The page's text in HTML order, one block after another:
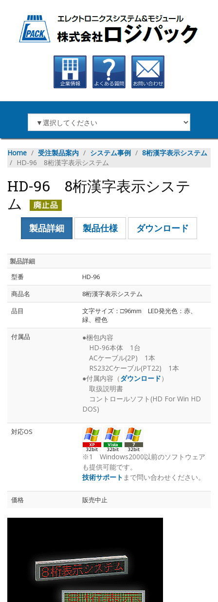
Home ∕ 受注製品案内 ∕ システム事例 ∕ 8桁漢字表示システム
∕ HD-96 8桁漢字表示システム
HD-96 8桁漢字表示システ
ム
製品詳細 製品仕様 ダウンロード
製品詳細
型番
HD-96
商品名
8桁漢字表示システム
品目
文字サイズ：□96mm LED発光色：赤、
緑、橙色
付属品
●梱包内容
HD-96本体 1台
ACケーブル(2P) 1本
RS232Cケーブル(PT22) 1本
●付属内容（ダウンロード）
取扱説明書
コントロールソフト(HD For Win HD
DOS)
対応OS
※1 Windows2000以前のソフトウェア
も提供可能です。
技術サポート まで問い合わせください。
価格 販売中止